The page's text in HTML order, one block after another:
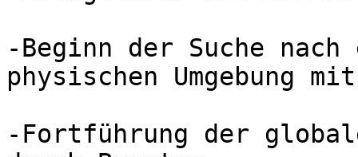
-Beginn der Suche
physischen Umgebung mit
-Fortführung der